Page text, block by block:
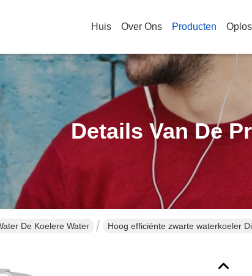
Huis Over Ons Producten
Details Van De
De Koelere Water Hoog efficiënte zwarte waterkoeler